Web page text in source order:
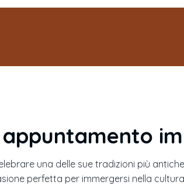
appuntamento
una delle sue tradizioni più
perfetta per immergersi nella